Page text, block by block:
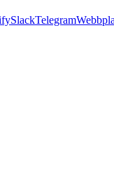
SlackTelegram